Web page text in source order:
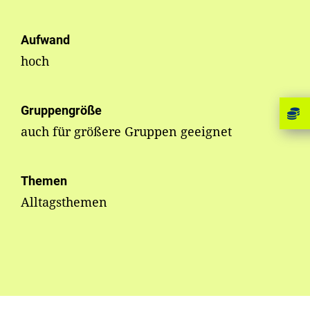
Aufwand
hoch
Gruppengröße
auch für größere Gruppen geeignet
Themen
Alltagsthemen